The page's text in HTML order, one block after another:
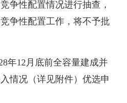
争性配置情况进行抽查，
争性配置工作，将不予批
年12月底前全容量建成并
情况（详见附件）优选申